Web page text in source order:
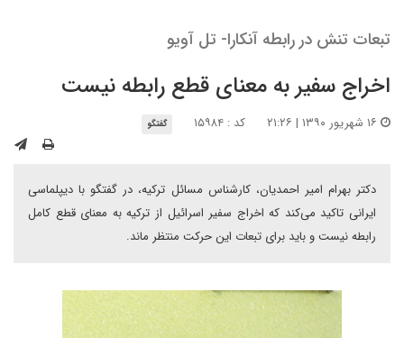
تبعات تنش در رابطه آنکارا- تل آویو
اخراج سفیر به معنای قطع رابطه نیست
کد : ۱۵۹۸۴ گفتگو
دکتر بهرام امیر احمدیان، کارشناس مسائل ترکیه، در گفتگو با دیپلماسی
ایرانی تاکید می‌کند که اخراج سفیر اسرائیل از ترکیه به معنای قطع کامل
رابطه نیست و باید برای تبعات این حرکت منتظر ماند.